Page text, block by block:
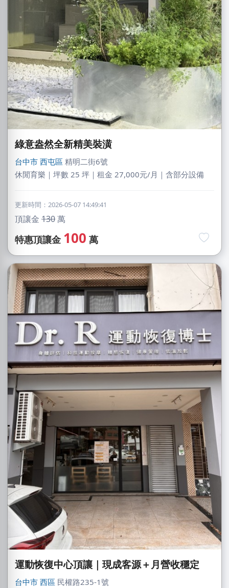
綠意盎然全新精美裝潢
台中市 西屯區 精明二街6號
休閒育樂｜坪數 25 坪｜租金 27,000元/月｜含部分設備
更新時間：2026-05-07 14:49:41
頂讓金 130萬
特惠頂讓金 100 萬
運動恢復中心頂讓｜現成客源＋月營收穩定
台中市 西區 民權路235-1號